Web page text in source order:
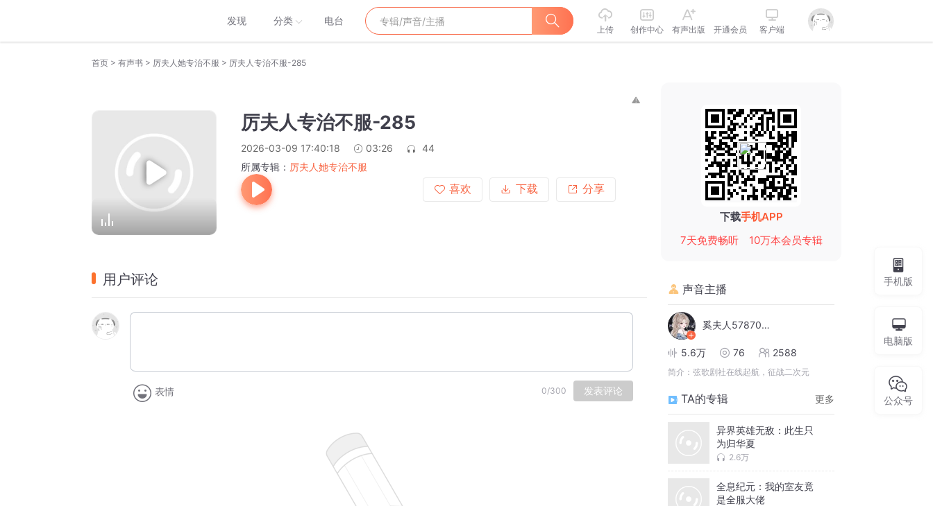
发现 分类 电台
上传 创作中心 有声出版 开通会员 客户端
首页 > 有声书 > 厉夫人她专治不服 > 厉夫人专治不服-285
厉夫人专治不服-285
2026-03-09 17:40:18 03:26
44
所属专辑： 厉夫人她专治不服
喜欢
下载 分享
用户评论
表情 0/300 发表评论
下载手机APP
7天免费畅听
10万本会员专辑
声音主播
奚夫人578705916
5.6万 76 2588
简介： 弦歌剧社在线起航，征战二次元
TA的专辑 更多
异界英雄无敌：此生只
为归华夏
2.6万
全息纪元：我的室友竟
是全服大佬
手机版
电脑版
公众号